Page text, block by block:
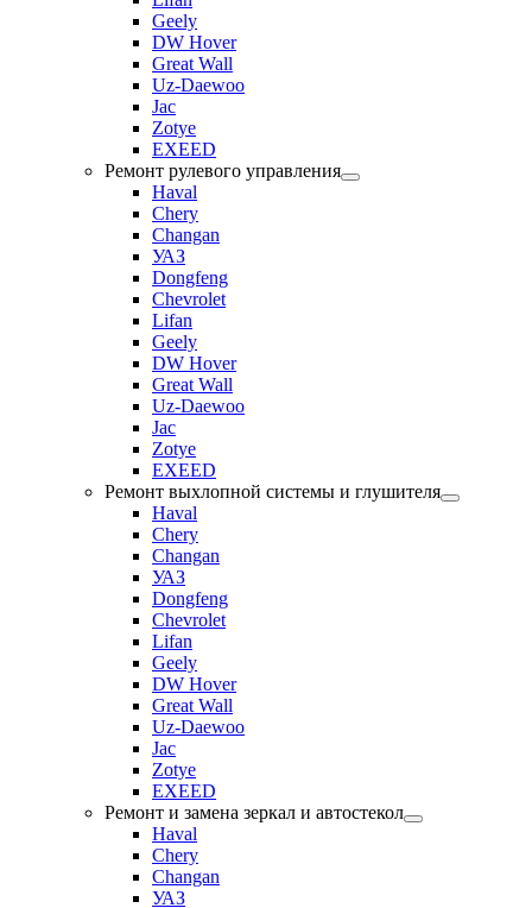
Geely
DW Hover
Great Wall
Uz-Daewoo
Jac
Zotye
EXEED
Ремонт рулевого управления
Haval
Chery
Changan
УАЗ
Dongfeng
Chevrolet
Lifan
Geely
DW Hover
Great Wall
Uz-Daewoo
Jac
Zotye
EXEED
Ремонт выхлопной системы и глушителя
Haval
Chery
Changan
УАЗ
Dongfeng
Chevrolet
Lifan
Geely
DW Hover
Great Wall
Uz-Daewoo
Jac
Zotye
EXEED
Ремонт и замена зеркал и автостекол
Haval
Chery
Changan
УАЗ